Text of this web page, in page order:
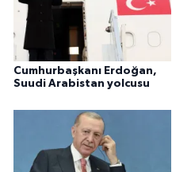
Cumhurbaşkanı Erdoğan,
Suudi Arabistan yolcusu